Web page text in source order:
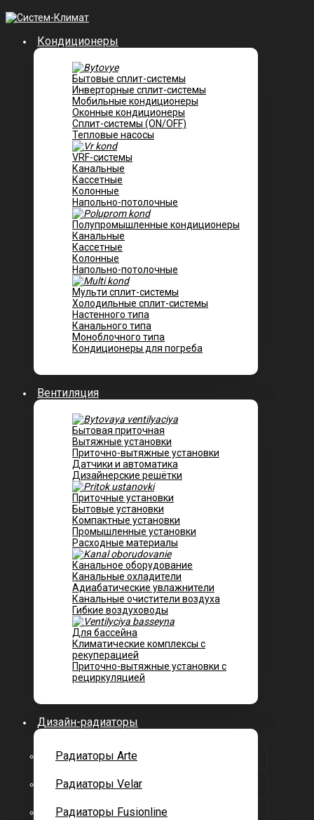
Кондиционеры
Бытовые сплит-системы
Инверторные сплит-системы
Мобильные кондиционеры
Оконные кондиционеры
Сплит-системы (ON/OFF)
Тепловые насосы
VRF-системы
Канальные
Касcетные
Колонные
Напольно-потолочные
Полупромышленные кондиционеры
Канальные
Кассетные
Колонные
Напольно-потолочные
Мульти сплит-системы
Холодильные сплит-системы
Настенного типа
Канального типа
Моноблочного типа
Кондиционеры для погреба
Вентиляция
Бытовая приточная
Вытяжные установки
Приточно-вытяжные установки
Датчики и автоматика
Дизайнерские решётки
Приточные установки
Бытовые установки
Компактные установки
Промышленные установки
Расходные материалы
Канальное оборудование
Канальные охладители
Адиабатические увлажнители
Канальные очистители воздуха
Гибкие воздуховоды
Для бассейна
Климатические комплексы с
рекуперацией
Приточно-вытяжные установки с
рециркуляцией
Дизайн-радиаторы
Радиаторы Arte
Радиаторы Velar
Радиаторы Fusionline